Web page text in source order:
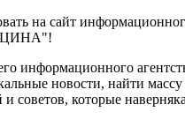
на сайт
информационного
новости, найти
советов, которые